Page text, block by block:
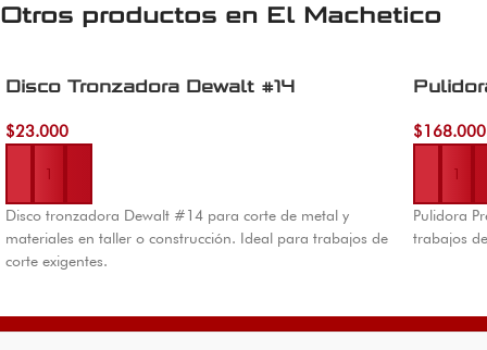
Otros productos en El Machetico
Disco Tronzadora Dewalt #14
$23.000
Añadir al carrito
Disco tronzadora Dewalt #14 para corte de metal y
materiales en taller o construcción. Ideal para trabajos de
corte exigentes.
$168.000
Añadir al
Pulidora
trabajos